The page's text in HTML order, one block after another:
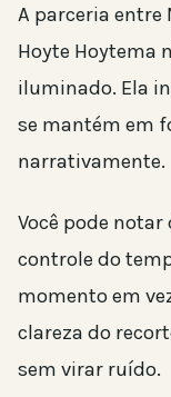
A parceria
Hoyte Hoytema
iluminado. Ela
se mantém em
narrativamente.
Você pode
controle do
momento em
clareza do
sem virar ruído.